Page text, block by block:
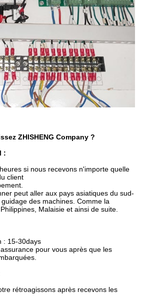
ZHISHENG Company ?
:
si nous recevons n'importe quelle
client
peut aller aux pays asiatiques du sud-
des machines. Comme la
Malaisie et ainsi de suite.
: 15-30days
pour vous après que les
rétroagissons après recevons les